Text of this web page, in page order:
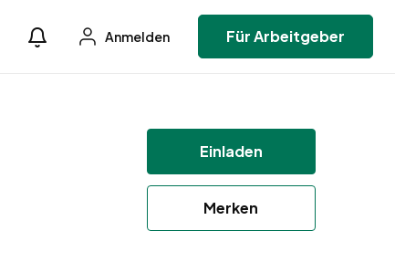
Anmelden Für Arbeitgeber
Einladen
Merken